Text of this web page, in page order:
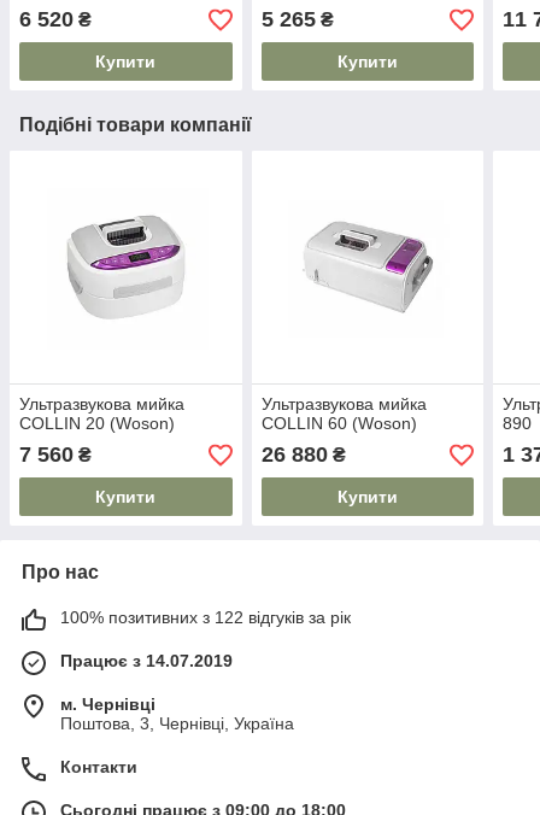
6 520 ₴
Купити
5 265₴
Купити
11
Подібні товари компанії
Ультразвукова мийка
COLLIN 20 (Woson)
7 560 ₴
Купити
Ультразвукова мийка
COLLIN 60 (Woson)
26 880₴
Купити
890
1
Про нас
100% позитивних з 122 відгуків за рік
Працює з 14.07.2019
м. Чернівці
Поштова, 3, Чернівці, Україна
Контакти
Сьогодні працює з 09:00 до 18:00